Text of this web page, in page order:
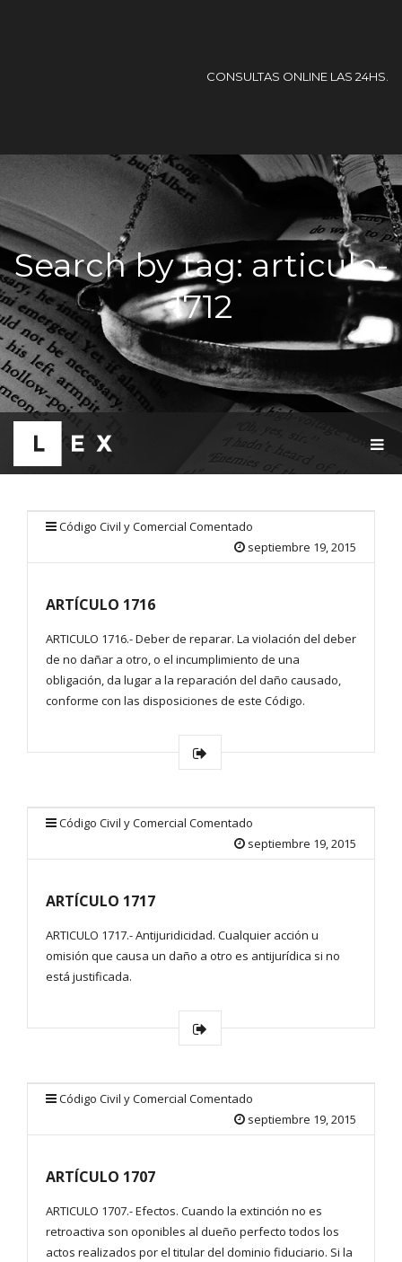
CONSULTAS ONLINE LAS 24HS.
Search by tag: articulo-
1712
G
Código Civil y Comercial Comentado
septiembre 19, 2015
ARTÍCULO 1716
ARTICULO 1716.- Deber de reparar. La violación del deber
de no dañar a otro, o el incumplimiento de una
obligación, da lugar a la reparación del daño causado,
conforme con las disposiciones de este Código.
Código Civil y Comercial Comentado
septiembre 19, 2015
ARTÍCULO 1717
ARTICULO 1717.- Antijuridicidad. Cualquier acción u
omisión que causa un daño a otro es antijurídica si no
está justificada.
Código Civil y Comercial Comentado
septiembre 19, 2015
ARTÍCULO 1707
ARTICULO 1707.- Efectos. Cuando la extinción no es
retroactiva son oponibles al dueño perfecto todos los
actos realizados por el titular del dominio fiduciario. Si la